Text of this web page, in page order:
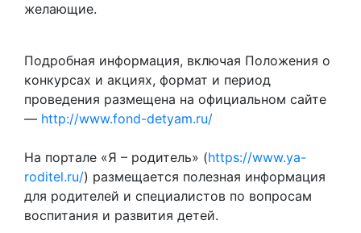
желающие.
Подробная информация, включая Положения о
конкурсах и акциях, формат и период
проведения размещена на официальном сайте
— http://www.fond-detyam.ru/
На портале «Я – родитель» (https://www.ya-
roditel.ru/) размещается полезная информация
для родителей и специалистов по вопросам
воспитания и развития детей.